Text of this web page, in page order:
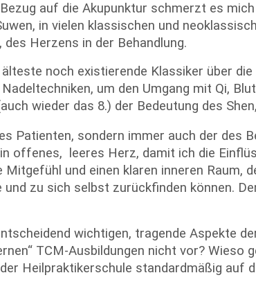
auf die Akupunktur schmerzt es
in vielen klassischen und
Herzens in der Behandlung.
noch existierende Klassiker über
um den Umgang mit Qi,
wieder das 8.) der Bedeutung des
Patienten, sondern immer auch der des
offenes, leeres Herz, damit ich die
Mitgefühl und einen klaren inneren Raum,
zu sich selbst zurückfinden können.
wichtigen, tragende Aspekte
TCM-Ausbildungen nicht vor?
Heilpraktikerschule standardmäßig auf